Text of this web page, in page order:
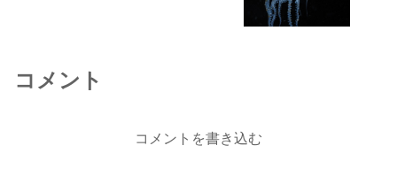
コメント
コメントを書き込む